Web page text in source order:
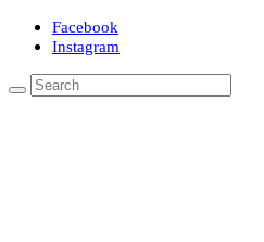
Facebook
Instagram